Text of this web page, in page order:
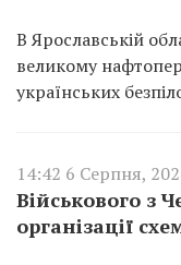
В Ярославській
великому
українських
14:42 6 Серпня,
Військового з
організації